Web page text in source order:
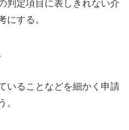
判定項目に表しきれない介
にする。
いることなどを細かく申請
。